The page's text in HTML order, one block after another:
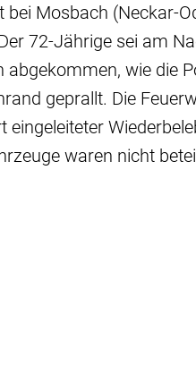
Mosbach (Neckar-
72-Jährige sei am
wie die
geprallt. Die
waren nicht